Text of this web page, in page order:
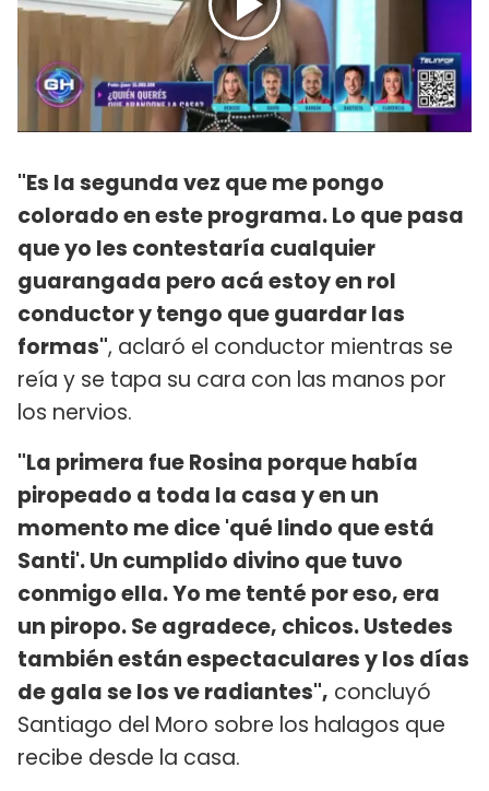
"Es la segunda vez que me pongo
colorado en este programa. Lo que pasa
que yo les contestaría cualquier
guarangada pero acá estoy en rol
conductor y tengo que guardar las
formas", aclaró el conductor mientras se
reía y se tapa su cara con las manos por
los nervios.
"La primera fue Rosina porque había
piropeado a toda la casa y en un
momento me dice 'qué lindo que está
Santi'. Un cumplido divino que tuvo
conmigo ella. Yo me tenté por eso, era
un piropo. Se agradece, chicos. Ustedes
también están espectaculares y los días
de gala se los ve radiantes", concluyó
Santiago del Moro sobre los halagos que
recibe desde la casa.